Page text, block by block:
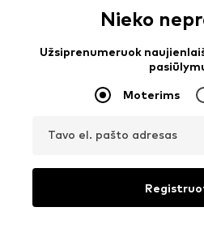
Nieko
Užsiprenumeruok
Moterims
Tavo el. pašto adresas